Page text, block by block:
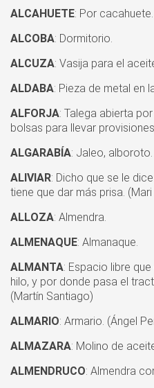
ALCAHUETE: Por cacahuete.
ALCOBA: Dormitorio.
ALCUZA: Vasija para el
ALDABA: Pieza de metal en
ALFORJA: Talega abierta
bolsas para llevar provisiones.
ALGARABÍA: Jaleo, alboroto.
ALIVIAR: Dicho que se le
tiene que dar más prisa.
ALLOZA: Almendra.
ALMENAQUE: Almanaque.
ALMANTA: Espacio libre
hilo, y por donde pasa el
(Martín Santiago)
ALMARIO: Armario. (Ángel
ALMAZARA: Molino de
ALMENDRUCO: Almendra